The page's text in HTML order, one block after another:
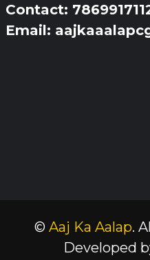
Contact:
Email:
© Aaj Ka Aalap.
Developed